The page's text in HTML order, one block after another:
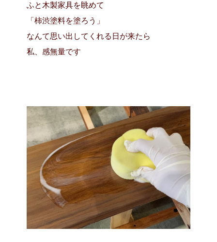
ふと木製家具を眺めて
「柿渋塗料を塗ろう」
なんて思い出してくれる日が来たら
私、感無量です